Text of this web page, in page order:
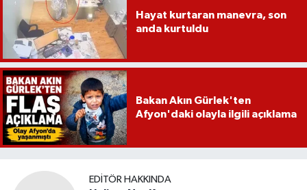
Hayat kurtaran manevra, son
anda kurtuldu
Bakan Akın Gürlek'ten
Afyon'daki olayla ilgili açıklama
EDITÖR HAKKINDA